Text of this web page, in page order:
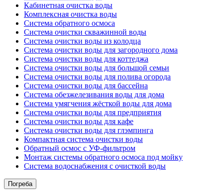
Кабинетная очистка воды
Комплексная очистка воды
Система обратного осмоса
Система очистки скважинной воды
Система очистки воды из колодца
Система очистки воды для загородного дома
Система очистки воды для коттеджа
Система очистки воды для большой семьи
Система очистки воды для полива огорода
Система очистки воды для бассейна
Система обезжелезивания воды для дома
Система умягчения жёсткой воды для дома
Система очистки воды для предприятия
Система очистки воды для кафе
Система очистки воды для глэмпинга
Компактная система очистки воды
Обратный осмос c УФ-фильтром
Монтаж системы обратного осмоса под мойку
Система водоснабжения с очисткой воды
Погреба